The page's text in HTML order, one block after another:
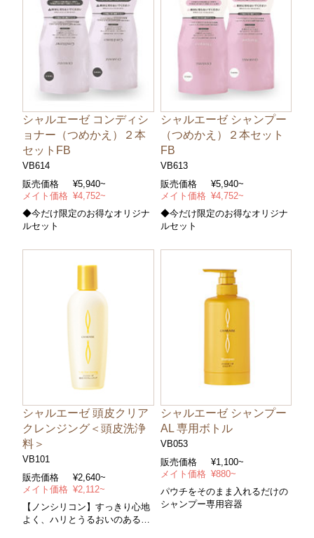
シャルエーゼ コンディシ
ョナー（つめかえ）２本
セットFB
VB614
販売価格
¥5,940~
メイト価格 ¥4,752~
◆今だけ限定のお得なオリジナ
ルセット
シャルエーゼ シャンプー
（つめかえ）２本セット
FB
VB613
販売価格
¥5,940~
メイト価格 ¥4,752~
◆今だけ限定のお得なオリジナ
ルセット
シャルエーゼ 頭皮クリア
クレンジング＜頭皮洗浄
料＞
VB101
販売価格
¥2,640~
メイト価格 ¥2,112~
【ノンシリコン】すっきり心地
よく、ハリとうるおいのある頭
シャルエーゼ シャンプー
AL 専用ボトル
VB053
販売価格
¥1,100~
メイト価格 ¥880~
パウチをそのまま入れるだけの
シャンプー専用容器